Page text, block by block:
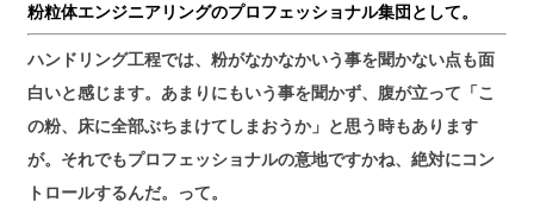
粉粒体エンジニアリングのプロフェッショナル集団として。
ハンドリング工程では、粉がなかなかいう事を聞かない点も面
白いと感じます。あまりにもいう事を聞かず、腹が立って「こ
の粉、床に全部ぶちまけてしまおうか」と思う時もあります
が。それでもプロフェッショナルの意地ですかね、絶対にコン
トロールするんだ。って。